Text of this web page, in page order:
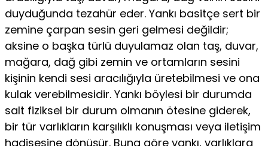
duyduğunda tezahür eder. Yankı basitçe sert bir
zemine çarpan sesin geri gelmesi değildir;
aksine o başka türlü duyulamaz olan taş, duvar,
mağara, dağ gibi zemin ve ortamların sesini
kişinin kendi sesi aracılığıy­la üretebilmesi ve ona
kulak verebilmesidir. Yankı böylesi bir durumda
salt fiziksel bir durum olmanın ötesine giderek,
bir tür varlıkların kar­şılıklı konuşması veya iletişim
hadisesine dönüşür. Buna göre yankı, varlıklara